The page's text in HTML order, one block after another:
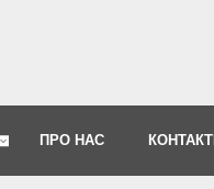
ПРО НАС